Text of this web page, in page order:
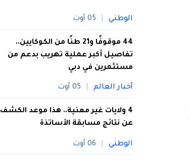
الوطني 05 أوت
44 موقوفًا و21 طنًا من الكوكايين..
تفاصيل أكبر عملية تهريب بدعم من
مستثمرين في دبي
أخبار العالم 05 أوت
4 ولايات غير معنية.. هذا موعد الكشف
عن نتائج مسابقة الأساتذة
الوطني 06 أوت